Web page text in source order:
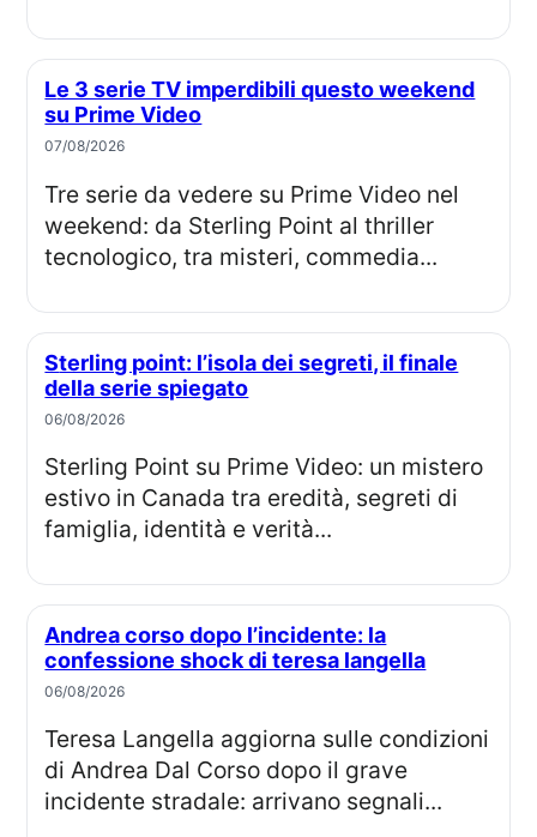
Le 3 serie TV imperdibili questo weekend
su Prime Video
07/08/2026
Tre serie da vedere su Prime Video nel
weekend: da Sterling Point al thriller
tecnologico, tra misteri, commedia...
Sterling point: l’isola dei segreti, il finale
della serie spiegato
06/08/2026
Sterling Point su Prime Video: un mistero
estivo in Canada tra eredità, segreti di
famiglia, identità e verità...
Andrea corso dopo l’incidente: la
confessione shock di teresa langella
06/08/2026
Teresa Langella aggiorna sulle condizioni
di Andrea Dal Corso dopo il grave
incidente stradale: arrivano segnali...